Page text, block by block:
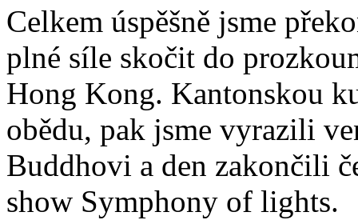
Celkem úspěšně jsme
plné síle skočit do
Hong Kong. Kantonskou
obědu, pak jsme vyrazili
Buddhovi a den zakončili
show Symphony of lights.